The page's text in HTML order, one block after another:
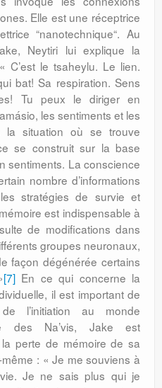
Elle est une réceptrice
“nanotechnique“. Au
Neytiri lui explique la
C’est le tsaheylu. Le lien.
bat! Sa respiration. Sens
Tu peux le diriger en
les sentiments et les
la situation où se trouve
se construit sur la base
sentiments. La conscience
nombre d’informations
stratégies de survie et
est indispensable à
de modifications dans
groupes neuronaux,
façon dégénérée certains
[7]En ce qui concerne la
il est important de
l’initiation au monde
des Na’vis, Jake est
perte de mémoire de sa
: « Je me souviens à
Je ne sais plus qui je